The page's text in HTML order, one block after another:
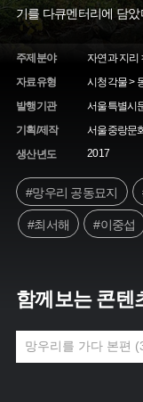
기를 다큐멘터리에 담았
주제분야
자연과 지리
자료유형
시청각물 >
발행기관
서울특별시
기획/제작
서울중랑문
생산년도
2017
#망우리 공동묘지
#최서해 #이중섭
함께보는 콘텐